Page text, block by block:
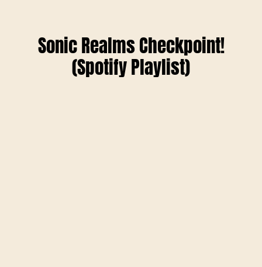
Sonic Realms Checkpoint!
(Spotify Playlist)